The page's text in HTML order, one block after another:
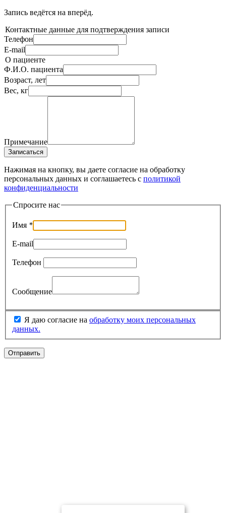
Запись ведётся на вперёд.
Контактные данные для подтверждения записи
Телефон
E-mail
О пациенте
Ф.И.О. пациента
Возраст, лет
Вес, кг
Примечание
Записаться
Нажимая на кнопку, вы даете согласие на обработку
персональных данных и соглашаетесь c политикой
конфиденциальности
Спросите нас
Имя *
E-mail
Телефон
Сообщение
Я даю согласие на обработку моих персональных
данных.
Отправить